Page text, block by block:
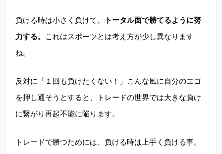
負ける時は小さく負けて、
トータル面で勝てるように努
力する。
これはスポーツとは考え方が少し異なります
ね。
反対に「１回も負けたくない！」こんな風に自分のエゴ
を押し通そうとすると、トレードの世界では大きな負け
に繋がり再起不能に陥ります。
トレードで勝つためには、負ける時は上手く負ける事。